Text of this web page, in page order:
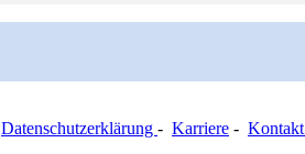
Datenschutzerklärung - Karriere - Kontakt